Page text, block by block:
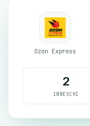
Ozon Express
2
INNESCHI